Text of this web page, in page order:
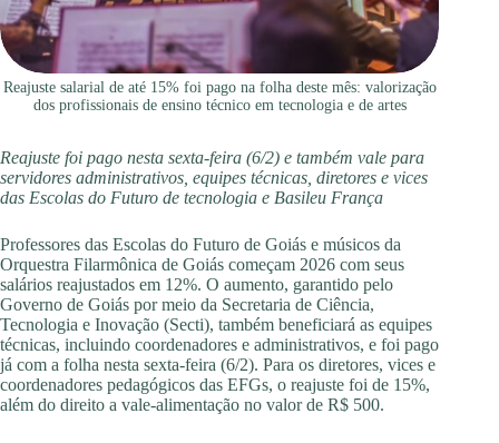
Reajuste salarial de até 15% foi pago na folha deste mês: valorização
dos profissionais de ensino técnico em tecnologia e de artes
Reajuste foi pago nesta sexta-feira (6/2) e também vale para
servidores administrativos, equipes técnicas, diretores e vices
das Escolas do Futuro de tecnologia e Basileu França
Professores das Escolas do Futuro de Goiás e músicos da
Orquestra Filarmônica de Goiás começam 2026 com seus
salários reajustados em 12%. O aumento, garantido pelo
Governo de Goiás por meio da Secretaria de Ciência,
Tecnologia e Inovação (Secti), também beneficiará as equipes
técnicas, incluindo coordenadores e administrativos, e foi pago
já com a folha nesta sexta-feira (6/2). Para os diretores, vices e
coordenadores pedagógicos das EFGs, o reajuste foi de 15%,
além do direito a vale-alimentação no valor de R$ 500.